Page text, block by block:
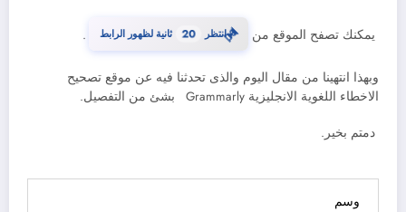
يمكنك تصفح الموقع من ⏳انتظر 20 ثانية لظهور الرابط .
وبهذا انتهينا من مقال اليوم والذى تحدثنا فيه عن موقع تصحيح
الاخطاء اللغوية الانجليزية Grammarly بشئ من التفصيل.
دمتم بخير.
وسم